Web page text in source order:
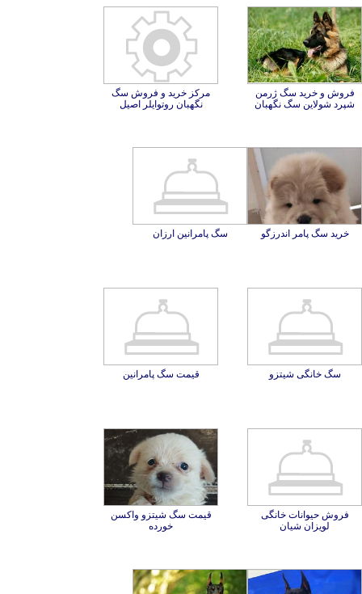
فروش و خرید سگ ژرمن
شپرد شولاین سگ نگهبان
مرکز خرید و فروش سگ
نگهبان روتوایلر اصیل
خرید سگ پامر اندرزگو سگ پامرانین ارزان
سگ خانگی شیتزو قیمت سگ پامرانین
فروش حیوانات خانگی
لویزان شیان
قیمت سگ شیتزو واکسن
خورده